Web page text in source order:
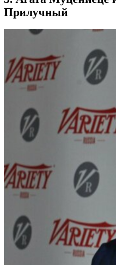
Прилучный